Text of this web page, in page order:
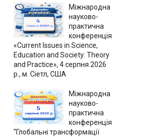
Міжнародна
науково-
практична
конференція
«Current Issues in Science,
Education and Society: Theory
and Practice», 4 серпня 2026
р., м. Сіетл, США
Міжнародна
науково-
практична
конференція
“Глобальні трансформації